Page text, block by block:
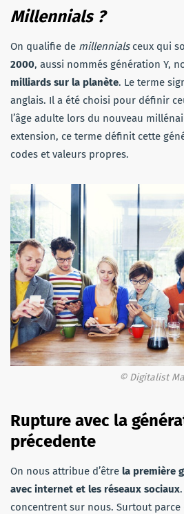
Millennials ?
On qualifie de millennialsceux qui
2000, aussi nommés génération Y,
milliards sur la planète. Le terme
anglais. Il a été choisi pour définir
l’âge adulte lors du nouveau
extension, ce terme définit cette
codes et valeurs propres.
© Digitalist
Rupture avec la
précedente
On nous attribue d’être la première
avec internet et les réseaux sociaux
concentrent sur nous. Surtout parce